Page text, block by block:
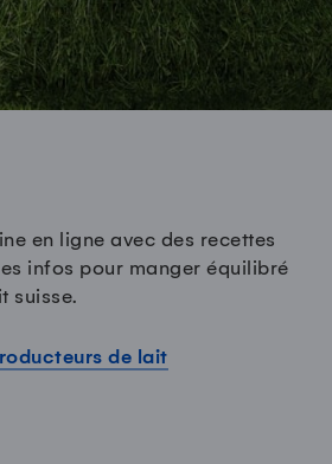
en ligne avec des recettes
infos pour manger équilibré
suisse.
de lait